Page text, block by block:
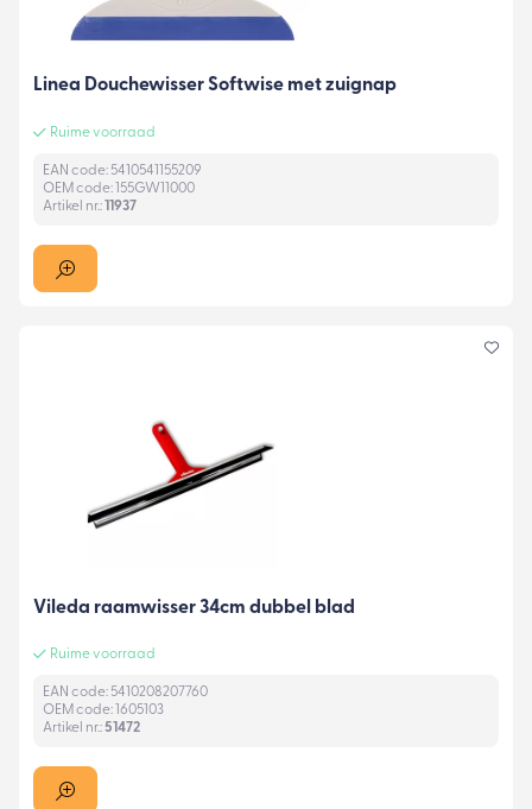
Linea Douchewisser Softwise met zuignap
Ruime voorraad
EAN code: 5410541155209
OEM code: 155GW11000
Artikel nr.:11937
Vileda raamwisser 34cm dubbel blad
Ruime voorraad
EAN code: 5410208207760
OEM code: 1605103
Artikel nr.:51472